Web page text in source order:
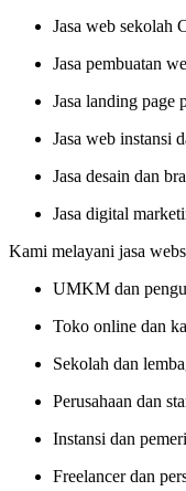
Jasa web sekolah
Jasa pembuatan
Jasa landing page
Jasa web instansi
Jasa desain dan
Jasa digital
Kami melayani jasa
UMKM dan
Toko online dan
Sekolah dan
Perusahaan dan
Instansi dan
Freelancer dan